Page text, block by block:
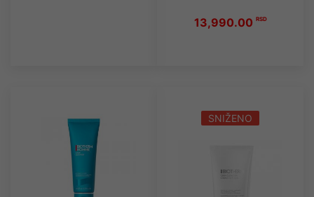
13,990.00 RSD
SNIŽENO